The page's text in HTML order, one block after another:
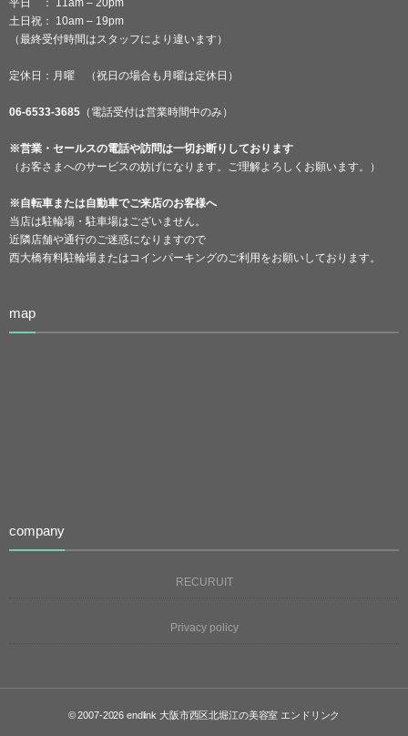
土日祝： 10am – 19pm
（最終受付時間はスタッフにより違います）
定休日：月曜 （祝日の場合も月曜は定休日）
06-6533-3685 （電話受付は営業時間中のみ）
※営業・セールスの電話や訪問は一切お断りしております
（お客さまへのサービスの妨げになります。ご理解よろしくお願います。）
※自転車または自動車でご来店のお客様へ
当店は駐輪場・駐車場はございません。
近隣店舗や通行のご迷惑になりますので
西大橋有料駐輪場またはコインパーキングのご利用をお願いしております。
map
company
RECURUIT
Privacy policy
© 2007-2026endlink 大阪市西区北堀江の美容室 エンドリンク